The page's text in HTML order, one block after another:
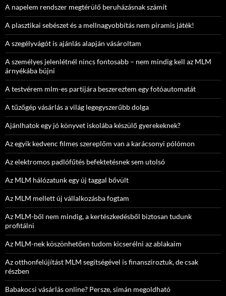
A napelem rendszer megtérülő beruházásnak számít
A plasztikai sebészet és a mellnagyobbítás nem piramis játék!
A szegélyvágót is ajánlás alapján vásároltam
A személyes jelenlétnél nincs fontosabb – nem mindig kell az MLM
árnyékába bújni
A testvérem mlm-es partijára beszereztem egy fotóautomatát
A tűzőgép vásárlás a világ legegyszerűbb dolga
Ajánlhatok egy jó könyvet iskolába készülő gyerekeknek?
Az egyik kedvenc filmes szereplőm van a karácsonyi pólómon
Az elektromos padlófűtés befektetésnek sem utolsó
Az MLM hálózatunk egy új taggal bővült
Az MLM mellett új vállalkozásba fogtam
Az MLM-ből nem mindig, a kertészkedésből biztosan tudunk
profitálni
Az MLM-nek köszönhetően tudom kicserélni az ablakaim
Az otthonfelújítást MLM segítségével is finanszíroztuk, de csak
részben
Babakocsi vásárlás online? Persze, simán megoldható